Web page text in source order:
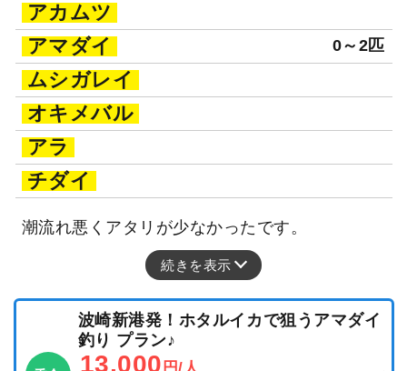
アカムツ
アマダイ
0～2匹
ムシガレイ
オキメバル
アラ
チダイ
潮流れ悪くアタリが少なかったです。
続きを表示
波崎新港発！ホタルイカで狙うアマダイ
釣り プラン♪
13,000 円/人